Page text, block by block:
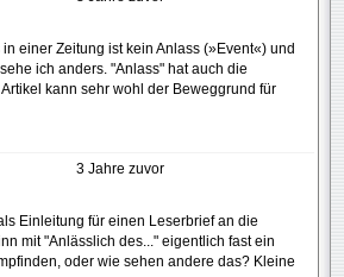
einer Zeitung ist kein Anlass (»Event«) und
ich anders. "Anlass" hat auch die
kann sehr wohl der Beweggrund für
3 Jahre zuvor
Einleitung für einen Leserbrief an die
mit "Anlässlich des..." eigentlich fast ein
oder wie sehen andere das? Kleine